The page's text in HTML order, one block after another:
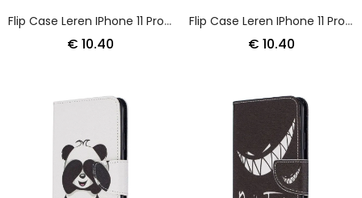
Flip Case Leren IPhone 11 Pro Max Kus Mijn Reet
€ 10.40
Flip Case Leren IPhone 11 Pro Max Roze Bloem
€ 10.40